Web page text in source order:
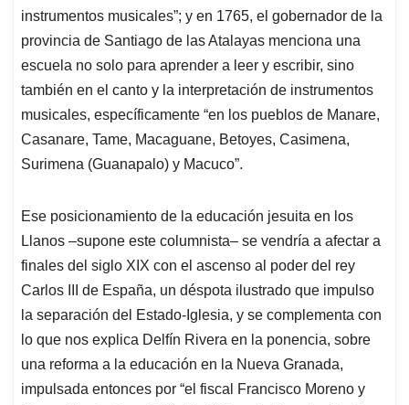
instrumentos musicales”; y en 1765, el gobernador de la
provincia de Santiago de las Atalayas menciona una
escuela no solo para aprender a leer y escribir, sino
también en el canto y la interpretación de instrumentos
musicales, específicamente “en los pueblos de Manare,
Casanare, Tame, Macaguane, Betoyes, Casimena,
Surimena (Guanapalo) y Macuco”.
Ese posicionamiento de la educación jesuita en los
Llanos –supone este columnista– se vendría a afectar a
finales del siglo XIX con el ascenso al poder del rey
Carlos III de España, un déspota ilustrado que impulso
la separación del Estado-Iglesia, y se complementa con
lo que nos explica Delfín Rivera en la ponencia, sobre
una reforma a la educación en la Nueva Granada,
impulsada entonces por “el fiscal Francisco Moreno y